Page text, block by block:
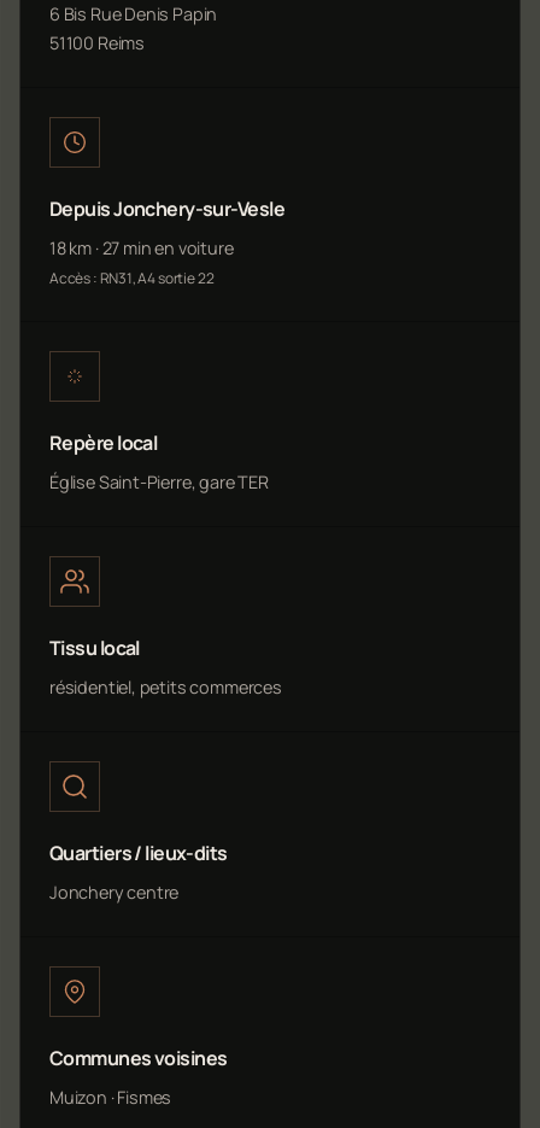
6 Bis Rue Denis Papin
51100 Reims
Depuis Jonchery-sur-Vesle
18 km · 27 min en voiture
Accès : RN31, A4 sortie 22
Repère local
Église Saint-Pierre, gare TER
Tissu local
résidentiel, petits commerces
Quartiers / lieux-dits
Jonchery centre
Communes voisines
Muizon · Fismes